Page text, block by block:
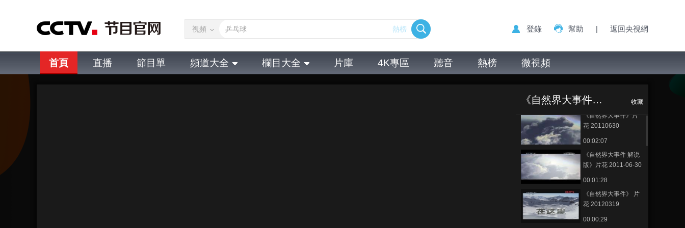
視頻 熱榜 登錄 幫助 | 返回央視網
首頁 直播 節目單 頻道大全 欄目大全 片庫 4K專區 聽音 熱榜 微視頻
《自然界大事件（精编版）》 收藏
《自然界大事件》片
花 20110630
00:02:07
《自然界大事件 解说
版》片花 2011-06-30
00:01:28
《自然界大事件》 片
花 20120319
00:00:29